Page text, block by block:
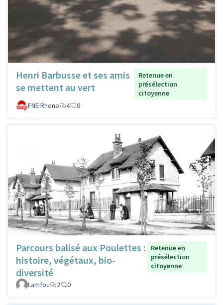
Henri Barbusse et ses amis
se mettent au vert
Retenue en
présélection
citoyenne
FNE Rhone
4 0
Parcours balisé aux Poulettes :
histoire, végétaux, bio-
diversité
Retenue en
présélection
citoyenne
Lamfou 2 0